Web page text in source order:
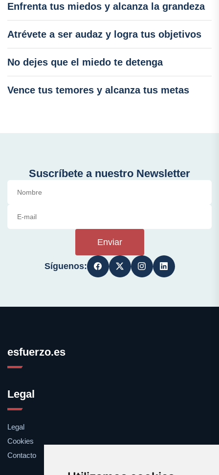
Enfrenta tus miedos y alcanza la grandeza
Atrévete a ser audaz y logra tus objetivos
No dejes que el miedo te detenga
Vence tus temores y alcanza tus metas
Suscríbete a nuestro Newsletter
Enviar
Síguenos:
esfuerzo.es
Legal
Legal
Cookies
Contacto